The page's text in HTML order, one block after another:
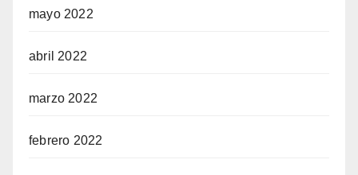
mayo 2022
abril 2022
marzo 2022
febrero 2022